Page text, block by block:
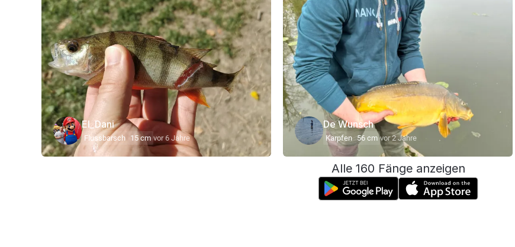
El_Dani
Flussbarsch 15 cm vor 6 Jahre
De Wunsch
Karpfen 56 cm vor 2 Jahre
Alle 160 Fänge anzeigen